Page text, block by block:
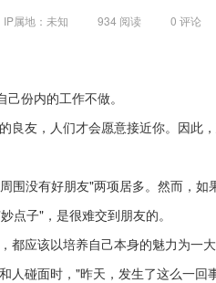
IP属地： 未知 934 阅读 0 评论
份内的工作不做。
友，人们才会愿意接近你。因此
没有好朋友"两项居多。然而，如
点子"，是很难交到朋友的。
应该以培养自己本身的魅力为一大
碰面时，"昨天，发生了这么一回